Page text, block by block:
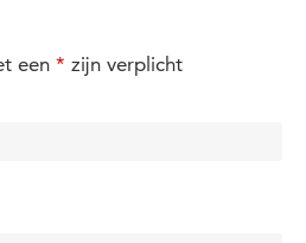
een * zijn verplicht